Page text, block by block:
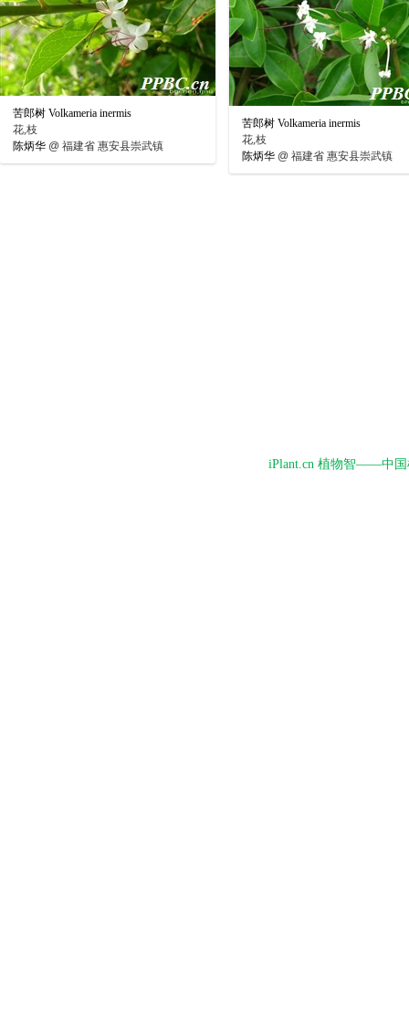
苦郎树 Volkameria inermis
花,枝
陈炳华 @ 福建省 惠安县崇武镇
苦郎树 Volkameria inermis
花,枝
陈炳华 @ 福建省 惠安县崇武镇
iPlant.cn 植物智——中国